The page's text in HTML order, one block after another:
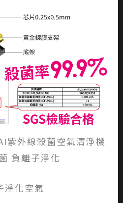
紫外線殺菌空氣清淨機
負離子淨化
淨化空氣